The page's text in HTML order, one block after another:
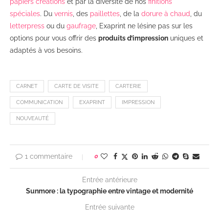
papiers créations et par la diversité de nos finitions
spéciales. Du vernis, des paillettes, de la dorure à chaud, du
letterpress ou du gaufrage, Exaprint ne lésine pas sur les
options pour vous offrir des produits d’impression uniques et
adaptés à vos besoins.
CARNET CARTE DE VISITE CARTERIE
COMMUNICATION EXAPRINT IMPRESSION
NOUVEAUTÉ
1 commentaire 0
Entrée antérieure
Sunmore : la typographie entre vintage et modernité
Entrée suivante